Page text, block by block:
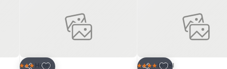
Lägg till i Mina Favoriter
Hotell Lägg till i Mina
Hotell